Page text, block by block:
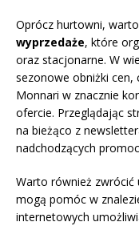
Oprócz hurtowni,
wyprzedaże, które
oraz stacjonarne. W
sezonowe obniżki cen,
Monnari w znacznie
ofercie. Przeglądając
na bieżąco z
nadchodzących
Warto również zwrócić
mogą pomóc w
internetowych